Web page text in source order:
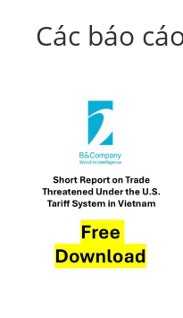
Các báo